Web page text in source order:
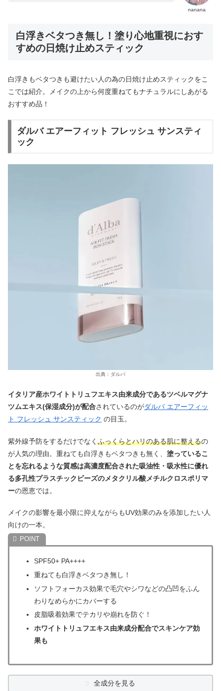
nanana
白浮きベタつき無し！塗り心地重視におす
すめの日焼け止めスティック
白浮きもベタつきも避けたい人の為の日焼け止めスティックをこ
こでは紹介。メイクの上から何度重ねてもナチュラルにしあがる
おすすめ品！
ダルバ エアーフィット フレッシュ サンスティ
ック
出典：ダルバ
イタリア産ホワイトトリュフエキス由来成分であるツベルマグナ
ツムエキス(保湿成分)が配合されているのがダルバ エアーフィッ
ト フレッシュ サンスティック の目玉。
紫外線予防をするだけでなく ふっくらとハリのある肌に整えるの
が人気の理由。重ねても白浮きもベタつきも無く、 塗っているこ
とを忘れるような質感は高濃度配合された吸油性・吸水性に優れ
る多孔性プラスチックビーズのメタクリル酸メチルクロスポリマ
ーの恩恵では。
メイクの影響を最小限に抑えながらもUV効果のみを添加したい人
向けの一本。
SPF50+ PA++++
重ねても白浮きベタつき無し！
ソフトフォーカス効果で毛穴やシワなどの凸凹をふん
わりなめらかにカバーする
皮脂吸着効果でテカリや崩れを防ぐ！
ホワイトトリュフエキス由来成分配合でスキンケア効
果も
全成分を見る